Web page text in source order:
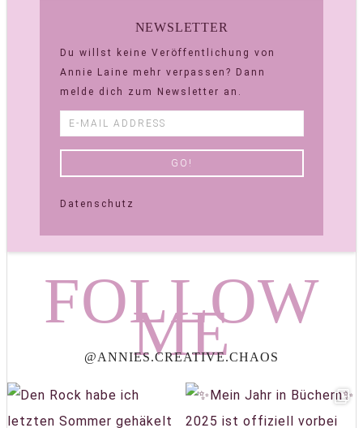
NEWSLETTER
Du willst keine Veröffentlichung von
Annie Laine mehr verpassen? Dann
melde dich zum Newsletter an.
Datenschutz
FOLLOW
ME
@ANNIES.CREATIVE.CHAOS